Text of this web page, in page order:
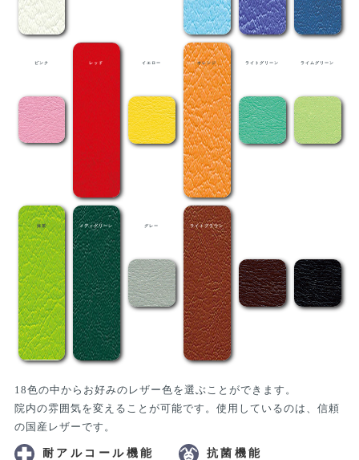
ピンク レッド イエロー オレンジ ライトグリーン ライムグリーン
抹茶 メディグリーン グレー ライトブラウン
18色の中からお好みのレザー色を選ぶことができます。
院内の雰囲気を変えることが可能です。使用しているのは、信頼
の国産レザーです。
耐アルコール機能 抗菌機能